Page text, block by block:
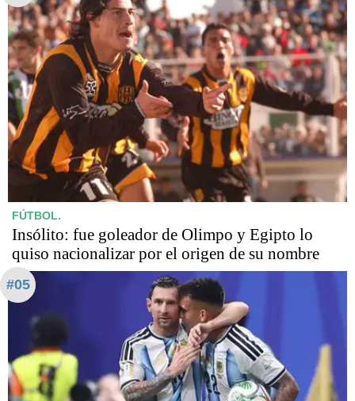
FÚTBOL.
Insólito: fue goleador de Olimpo y Egipto lo
quiso nacionalizar por el origen de su nombre
#05